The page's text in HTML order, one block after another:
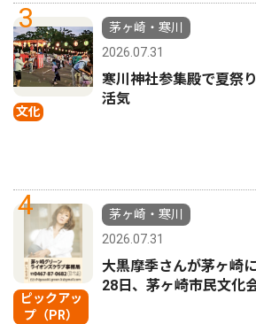
3
文化
茅ヶ崎・寒川
2026.07.31
寒川神社参集殿で夏祭
活気
4
ピックアッ
プ（PR）
茅ヶ崎・寒川
2026.07.31
大黒摩季さんが茅ヶ崎
28日、茅ヶ崎市民文化